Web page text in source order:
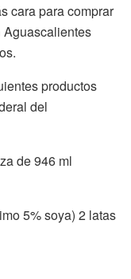
cara para comprar
Aguascalientes
productos
del
de 946 ml
5% soya) 2 latas